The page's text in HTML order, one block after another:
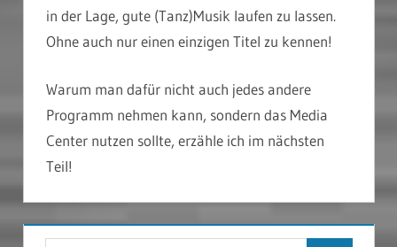
in der Lage, gute (Tanz)Musik laufen zu lassen.
Ohne auch nur einen einzigen Titel zu kennen!
Warum man dafür nicht auch jedes andere
Programm nehmen kann, sondern das Media
Center nutzen sollte, erzähle ich im nächsten
Teil!